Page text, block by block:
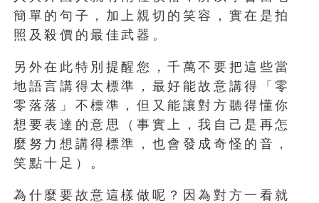
簡單的句子，加上親切的笑容，實在是拍
照及殺價的最佳武器。
另外在此特別提醒您，千萬不要把這些當
地語言講得太標準，最好能故意講得「零
零落落」不標準，但又能讓對方聽得懂你
想要表達的意思（事實上，我自己是再怎
麼努力想講得標準，也會發成奇怪的音，
笑點十足）。
為什麼要故意這樣做呢？因為對方一看就